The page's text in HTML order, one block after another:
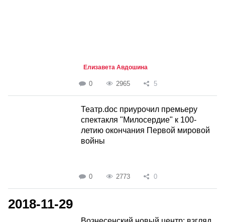
Елизавета Авдошина
0 2965 5
Театр.doc приурочил премьеру
спектакля "Милосердие" к 100-
летию окончания Первой мировой
войны
0 2773 0
2018-11-29